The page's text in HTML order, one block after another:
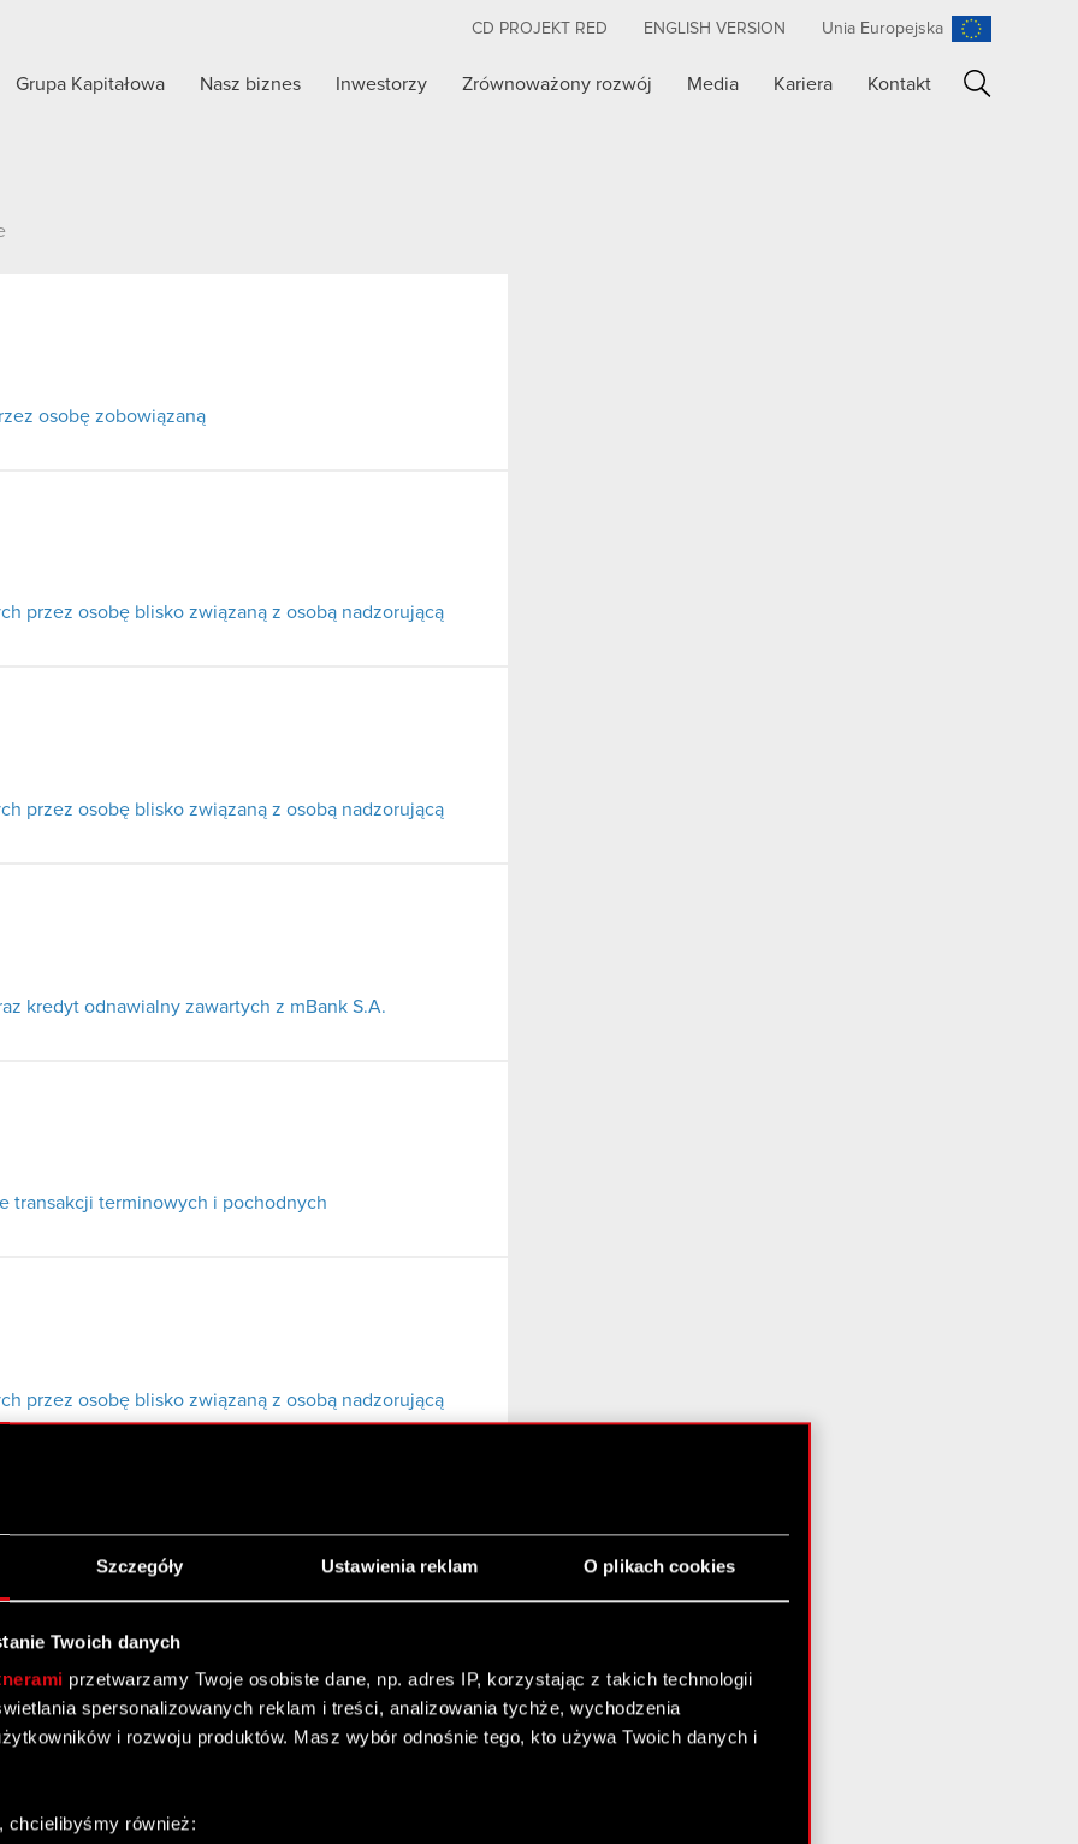
Szczegóły Ustawienia reklam O plikach cookies
Twoich danych
przetwarzamy Twoje osobiste dane, np. adres IP, korzystając z takich technologii
spersonalizowanych reklam i treści, analizowania tychże, wychodzenia
i rozwoju produktów. Masz wybór odnośnie tego, kto używa Twoich danych i
chcielibyśmy również:
CD PROJEKT RED ENGLISH VERSION Unia Europejska
Grupa Kapitałowa Nasz biznes Inwestorzy Zrównoważony rozwój Media Kariera Kontakt
osobę zobowiązaną
przez osobę blisko związaną z osobą nadzorującą
przez osobę blisko związaną z osobą nadzorującą
kredyt odnawialny zawartych z mBank S.A.
transakcji terminowych i pochodnych
przez osobę blisko związaną z osobą nadzorującą
transakcji terminowych i pochodnych
finansowych spółki za 2015 rok